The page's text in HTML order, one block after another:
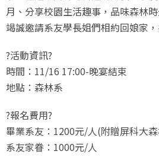
月、分享校園生活趣事，品味森林
竭誠邀請系友學長姐們相約回娘家
?活動資訊?
時間：11/16 17:00-晚宴結束
地點：森林系
?報名費用?
畢業系友：1200元/人(附贈屏科大
系友家眷：1000元/人